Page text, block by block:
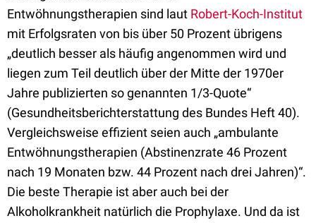
Entwöhnungstherapien sind laut Robert-Koch-Institut
mit Erfolgsraten von bis über 50 Prozent übrigens
„deutlich besser als häufig angenommen wird und
liegen zum Teil deutlich über der Mitte der 1970er
Jahre publizierten so genannten 1/3-Quote“
(Gesundheitsberichterstattung des Bundes Heft 40).
Vergleichsweise effizient seien auch „ambulante
Entwöhnungstherapien (Abstinenzrate 46 Prozent
nach 19 Monaten bzw. 44 Prozent nach drei Jahren)“.
Die beste Therapie ist aber auch bei der
Alkoholkrankheit natürlich die Prophylaxe. Und da ist